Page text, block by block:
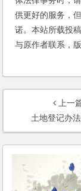
供更好的服务，
诺。本站所载投
与原作者联系，
上一
土地登记办